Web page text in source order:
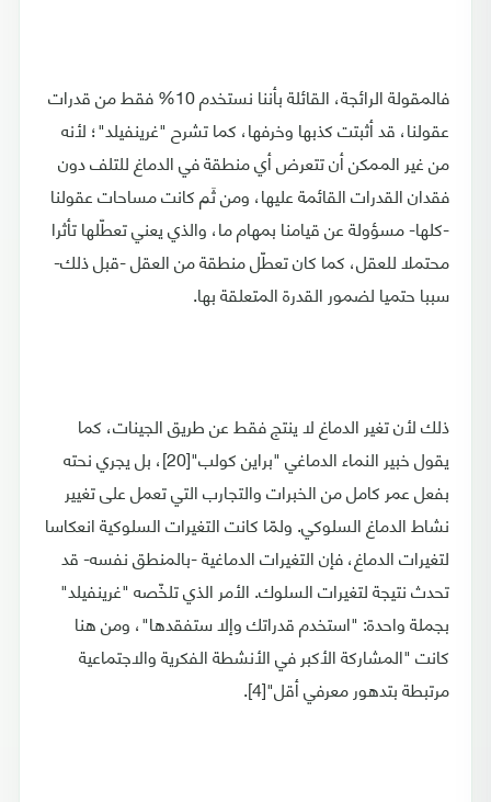
فالمقولة الرائجة، القائلة بأننا نستخدم 10% فقط من قدرات
عقولنا، قد أثبتت كذبها وخرفها، كما تشرح "غرينفيلد"؛ لأنه
من غير الممكن أن تتعرض أي منطقة في الدماغ للتلف دون
فقدان القدرات القائمة عليها، ومن ثَم كانت مساحات عقولنا
-كلها- مسؤولة عن قيامنا بمهام ما، والذي يعني تعطّلها تأثرا
محتملا للعقل، كما كان تعطّل منطقة من العقل -قبل ذلك-
سببا حتميا لضمور القدرة المتعلقة بها.
ذلك لأن تغير الدماغ لا ينتج فقط عن طريق الجينات، كما
يقول خبير النماء الدماغي "براين كولب"[20]، بل يجري نحته
بفعل عمر كامل من الخبرات والتجارب التي تعمل على تغيير
نشاط الدماغ السلوكي. ولمّا كانت التغيرات السلوكية انعكاسا
لتغيرات الدماغ، فإن التغيرات الدماغية -بالمنطق نفسه- قد
تحدث نتيجة لتغيرات السلوك. الأمر الذي تلخّصه "غرينفيلد"
بجملة واحدة: "استخدم قدراتك وإلا ستفقدها"، ومن هنا
كانت "المشاركة الأكبر في الأنشطة الفكرية والاجتماعية
مرتبطة بتدهور معرفي أقل"[4].